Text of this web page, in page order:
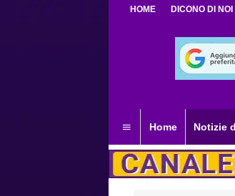
HOME DICONO DI NOI
Home Notizie